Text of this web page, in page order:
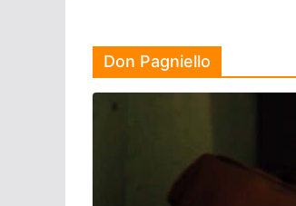
Don Pagniello